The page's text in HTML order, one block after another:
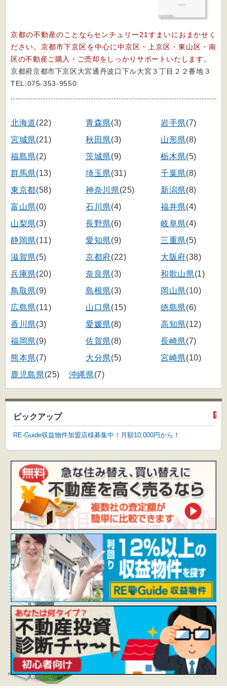
京都の不動産のことならセンチュリー21すまいにおまかせく
ださい。京都市下京区を中心に中京区・上京区・東山区・南
区の不動産ご購入・ご売却をしっかりサポートいたします。
京都府京都市下京区大宮通丹波口下ル大宮３丁目２２番地３
TEL:075-353-9550
北海道(22) 青森県(3) 岩手県(7)
宮城県(21) 秋田県(3) 山形県(8)
福島県(2) 茨城県(9) 栃木県(5)
群馬県(13) 埼玉県(31) 千葉県(8)
東京都(58) 神奈川県(25) 新潟県(8)
富山県(0) 石川県(4) 福井県(4)
山梨県(3) 長野県(6) 岐阜県(4)
静岡県(11) 愛知県(9) 三重県(5)
滋賀県(5) 京都府(22) 大阪府(38)
兵庫県(20) 奈良県(3) 和歌山県(1)
鳥取県(9) 島根県(3) 岡山県(10)
広島県(11) 山口県(15) 徳島県(6)
香川県(3) 愛媛県(8) 高知県(12)
福岡県(9) 佐賀県(8) 長崎県(7)
熊本県(7) 大分県(5) 宮崎県(10)
鹿児島県(25) 沖縄県(7)
ピックアップ
RE-Guide収益物件加盟店様募集中！月額10,000円から！